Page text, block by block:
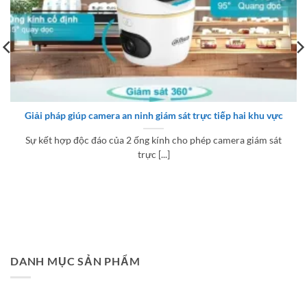
Giải pháp giúp camera an ninh giám sát trực tiếp hai khu vực
Sự kết hợp độc đáo của 2 ống kính cho phép camera giám sát
trực [...]
DANH MỤC SẢN PHẨM